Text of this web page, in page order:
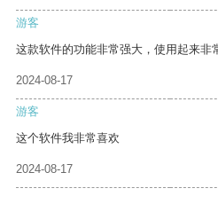
游客
这款软件的功能非常强大，使用起来非
2024-08-17
游客
这个软件我非常喜欢
2024-08-17